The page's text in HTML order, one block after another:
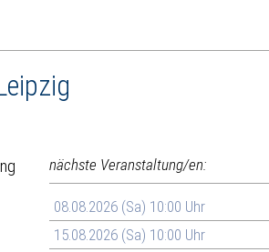
nächste Veranstaltung/en:
08.08.2026 (Sa) 10:00 Uhr
15.08.2026 (Sa) 10:00 Uhr